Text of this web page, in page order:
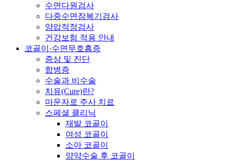
수면다원검사
다중수면잠복기검사
양압적정검사
건강보험 적용 안내
코골이·수면무호흡증
증상 및 진단
합병증
수술과 비수술
치유(Cure)란?
마운자로 주사 치료
스페셜 클리닉
재발 코골이
여성 코골이
소아 코골이
양약수술 후 코골이